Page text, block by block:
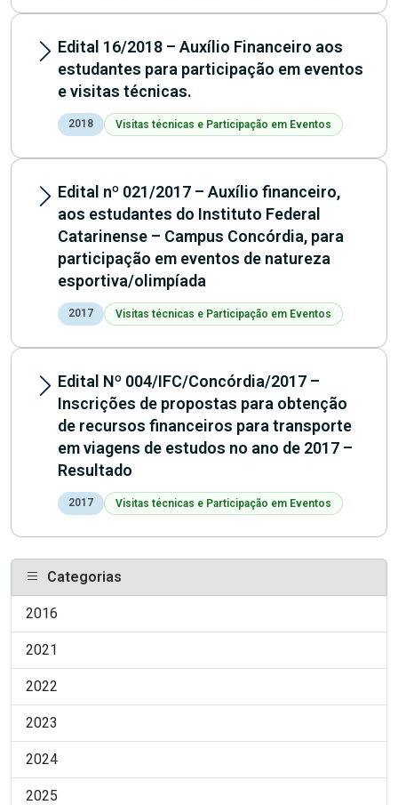
Edital 16/2018 – Auxílio Financeiro aos
estudantes para participação em eventos
e visitas técnicas.
2018 Visitas técnicas e Participação em Eventos
Edital nº 021/2017 – Auxílio financeiro,
aos estudantes do Instituto Federal
Catarinense – Campus Concórdia, para
participação em eventos de natureza
esportiva/olimpíada
2017 Visitas técnicas e Participação em Eventos
Edital Nº 004/IFC/Concórdia/2017 –
Inscrições de propostas para obtenção
de recursos financeiros para transporte
em viagens de estudos no ano de 2017 –
Resultado
2017 Visitas técnicas e Participação em Eventos
Categorias
2016
2021
2022
2023
2024
2025